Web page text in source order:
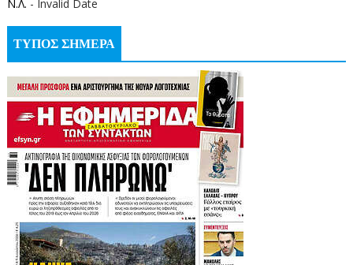
Ν.Λ. - Invalid Date
ΤΥΠΟΣ ΣΗΜΕΡΑ